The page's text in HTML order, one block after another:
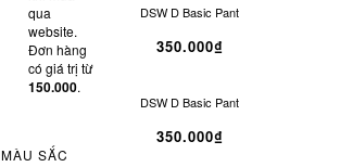
qua
website.
Đơn hàng
có giá trị từ
150.000.
MÀU SẮC
SOLD OUT
DSW D Basic Pant
350.000₫
SOLD OUT
DSW D Basic Pant
350.000₫